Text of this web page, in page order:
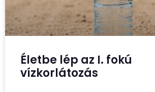
Életbe lép az I. fokú
vízkorlátozás